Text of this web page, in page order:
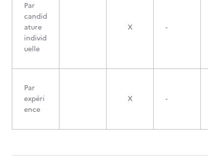
Par
candid
ature
individ
uelle
X -
Par
expéri
ence
X -